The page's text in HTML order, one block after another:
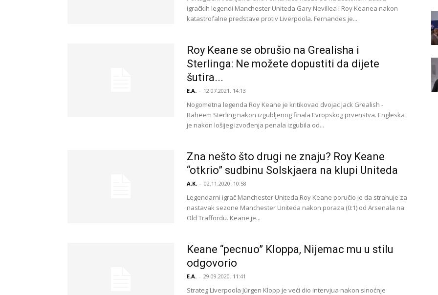
igračkih legendi Manchester Uniteda Gary Nevillea i Roy Keanea nakon
katastrofalne predstave protiv Liverpoola. Fernandes je...
Roy Keane se obrušio na Grealisha i
Sterlinga: Ne možete dopustiti da dijete
šutira...
E.A. - 12.07.2021. 14:13
Nogometna legenda Roy Keane je kritikovao dvojac Jack Grealish -
Raheem Sterling nakon izgubljenog finala Evropskog prvenstva. Engleska
je nakon lošijeg izvođenja penala izgubila od...
Zna nešto što drugi ne znaju? Roy Keane
“otkrio” sudbinu Solskjaera na klupi Uniteda
A.K. - 02.11.2020. 10:58
Legendarni igrač Manchester Uniteda Roy Keane poručio je da strahuje za
nastavak sezone Manchester Uniteda nakon poraza (0:1) od Arsenala na
Old Traffordu. Keane je...
Keane “pecnuo” Kloppa, Nijemac mu u stilu
odgovorio
E.A. - 29.09.2020. 11:41
Strateg Liverpoola Jürgen Klopp je veći dio intervjua nakon sinoćnje